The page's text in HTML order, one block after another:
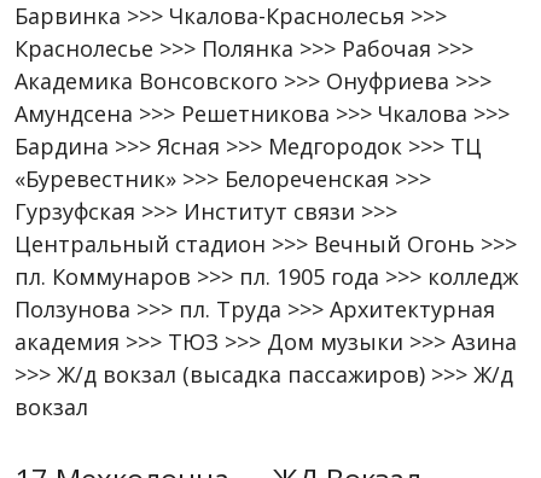
Барвинка >>> Чкалова-Краснолесья >>>
Краснолесье >>> Полянка >>> Рабочая >>>
Академика Вонсовского >>> Онуфриева >>>
Амундсена >>> Решетникова >>> Чкалова >>>
Бардина >>> Ясная >>> Медгородок >>> ТЦ
«Буревестник» >>> Белореченская >>>
Гурзуфская >>> Институт связи >>>
Центральный стадион >>> Вечный Огонь >>>
пл. Коммунаров >>> пл. 1905 года >>> колледж
Ползунова >>> пл. Труда >>> Архитектурная
академия >>> ТЮЗ >>> Дом музыки >>> Азина
>>> Ж/д вокзал (высадка пассажиров) >>> Ж/д
вокзал